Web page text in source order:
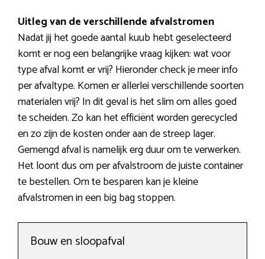
Uitleg van de verschillende afvalstromen
Nadat jij het goede aantal kuub hebt geselecteerd
komt er nog een belangrijke vraag kijken: wat voor
type afval komt er vrij? Hieronder check je meer info
per afvaltype. Komen er allerlei verschillende soorten
materialen vrij? In dit geval is het slim om alles goed
te scheiden. Zo kan het efficiënt worden gerecycled
en zo zijn de kosten onder aan de streep lager.
Gemengd afval is namelijk erg duur om te verwerken.
Het loont dus om per afvalstroom de juiste container
te bestellen. Om te besparen kan je kleine
afvalstromen in een big bag stoppen.
Bouw en sloopafval